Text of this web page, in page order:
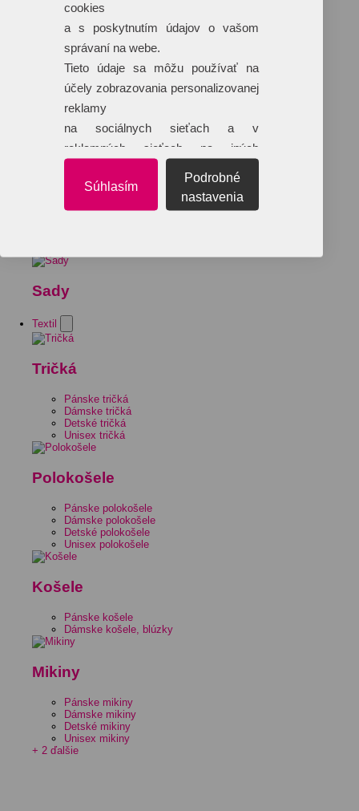
Sady
Textil
Tričká
Pánske tričká
Dámske tričká
Detské tričká
Unisex tričká
Polokošele
Pánske polokošele
Dámske polokošele
Detské polokošele
Unisex polokošele
Košele
Pánske košele
Dámske košele, blúzky
Mikiny
Pánske mikiny
Dámske mikiny
Detské mikiny
Unisex mikiny
+ 2 ďalšie
cookies
a s poskytnutím údajov o vašom
správaní na webe.
Tieto údaje sa môžu používať na
účely zobrazovania personalizovanej
reklamy
na sociálnych sieťach a v
reklamných sieťach na iných
Súhlasím
Podrobné
nastavenia